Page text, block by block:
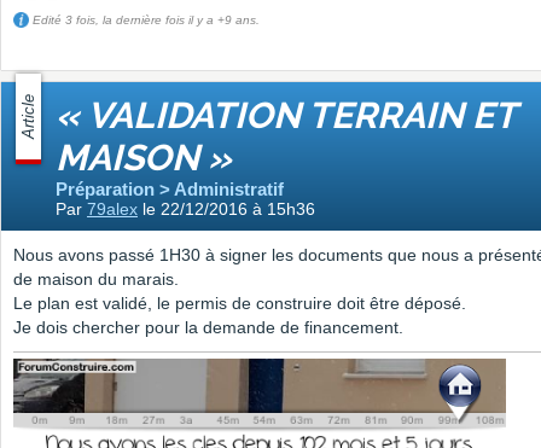
Edité 3 fois, la dernière fois il y a +9 ans.
Article « VALIDATION TERRAIN ET
MAISON »
Préparation > Administratif
Par 79alex le 22/12/2016 à 15h36
Nous avons passé 1H30 à signer les documents que nous a
de maison du marais.
Le plan est validé, le permis de construire doit être déposé.
Je dois chercher pour la demande de financement.